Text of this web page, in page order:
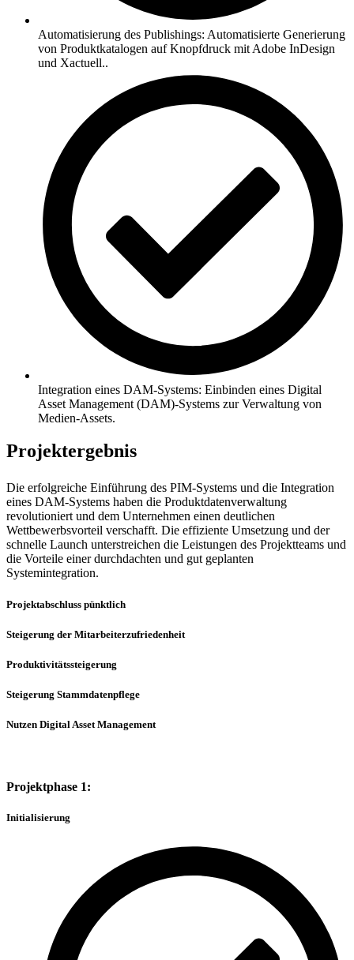
Automatisierung des Publishings: Automatisierte Generierung
von Produktkatalogen auf Knopfdruck mit Adobe InDesign
und Xactuell..
Integration eines DAM-Systems: Einbinden eines Digital
Asset Management (DAM)-Systems zur Verwaltung von
Medien-Assets.
Projektergebnis
Die erfolgreiche Einführung des PIM-Systems und die Integration
eines DAM-Systems haben die Produktdatenverwaltung
revolutioniert und dem Unternehmen einen deutlichen
Wettbewerbsvorteil verschafft. Die effiziente Umsetzung und der
schnelle Launch unterstreichen die Leistungen des Projektteams und
die Vorteile einer durchdachten und gut geplanten
Systemintegration.
Projektabschluss pünktlich
Steigerung der Mitarbeiterzufriedenheit
Produktivitätssteigerung
Steigerung Stammdatenpflege
Nutzen Digital Asset Management
Projektphase 1:
Initialisierung